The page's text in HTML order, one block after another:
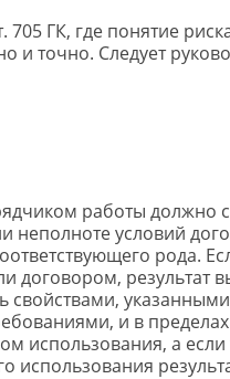
705 ГК, где понятие
точно. Следует
работы должно
неполноте условий
рода.
договором, результат
свойствами,
и в
использования, а
использования